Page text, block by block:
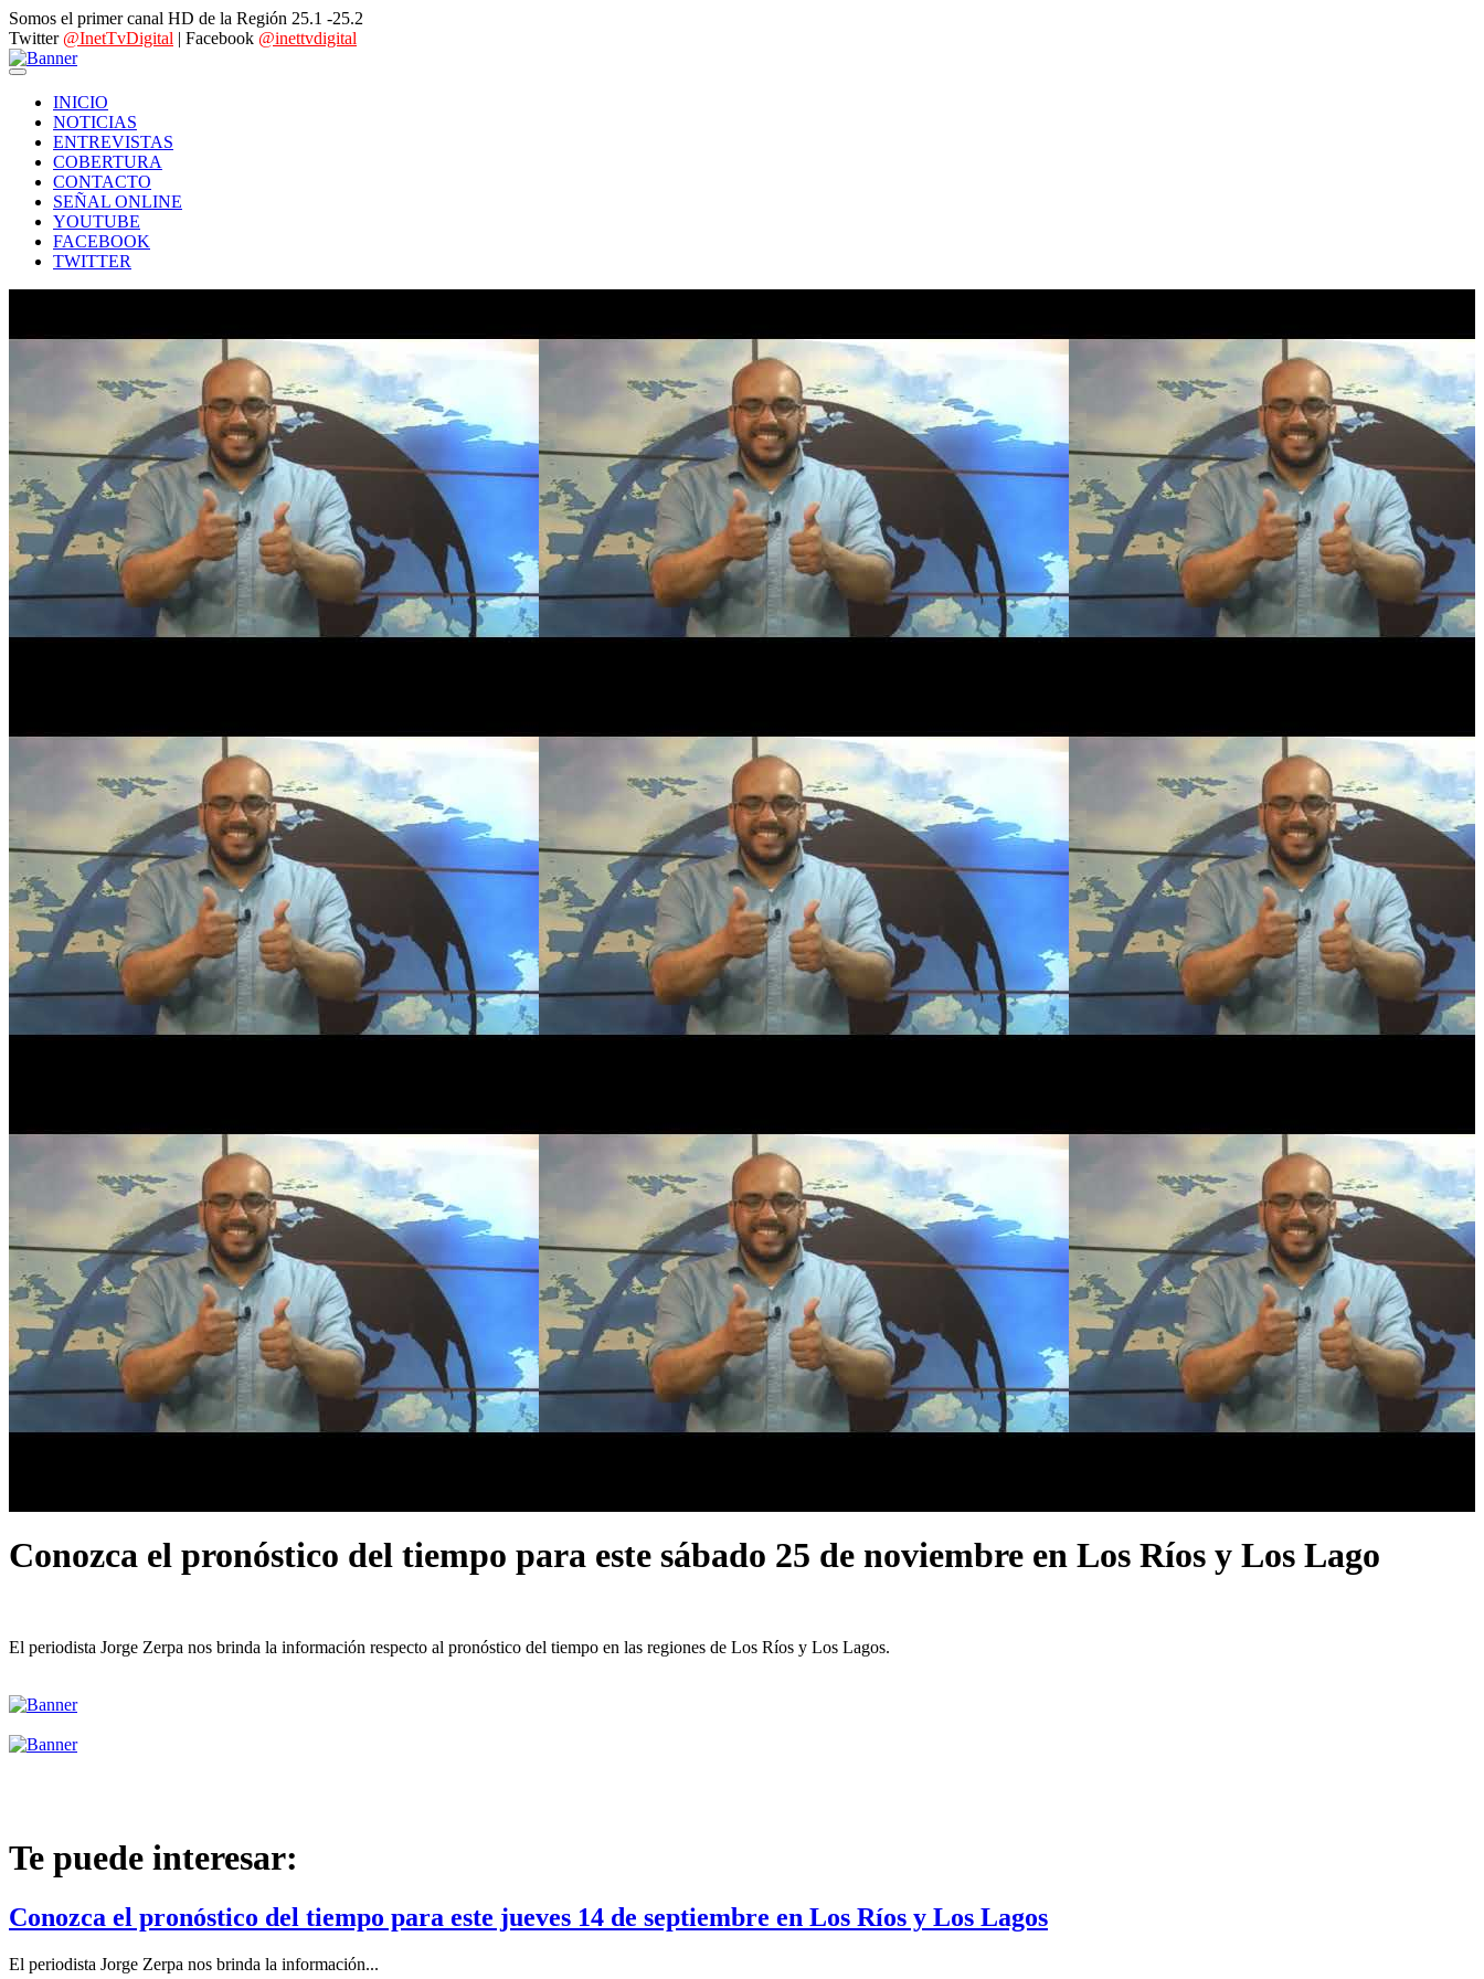
Somos el primer canal HD de la Región 25.1 -25.2
Twitter @InetTvDigital | Facebook @inettvdigital
INICIO
NOTICIAS
ENTREVISTAS
COBERTURA
CONTACTO
SEÑAL ONLINE
YOUTUBE
FACEBOOK
TWITTER
Conozca el pronóstico del tiempo para este sábado 25 de noviembre en Los Ríos y Los Lago
El periodista Jorge Zerpa nos brinda la información respecto al pronóstico del tiempo en las regiones de Los Ríos y Los Lagos.
Te puede interesar:
Conozca el pronóstico del tiempo para este jueves 14 de septiembre en Los Ríos y Los Lagos
El periodista Jorge Zerpa nos brinda la información...